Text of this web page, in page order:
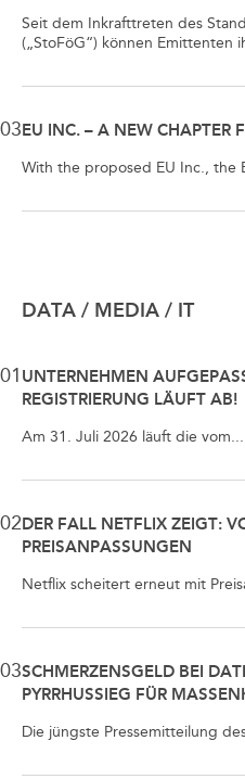
Seit dem Inkrafttreten des
(„StoFöG“) können Emittenten
03EU INC. – A NEW CHAPTER
With the proposed EU Inc., the
DATA / MEDIA / IT
01 UNTERNEHMEN
REGISTRIERUNG LÄUFT AB!
Am 31. Juli 2026 läuft die vom...
02DER FALL NETFLIX ZEIGT:
PREISANPASSUNGEN
Netflix scheitert erneut mit
03SCHMERZENSGELD BEI
YRRHUSSIEG FÜR
Die jüngste Pressemitteilung